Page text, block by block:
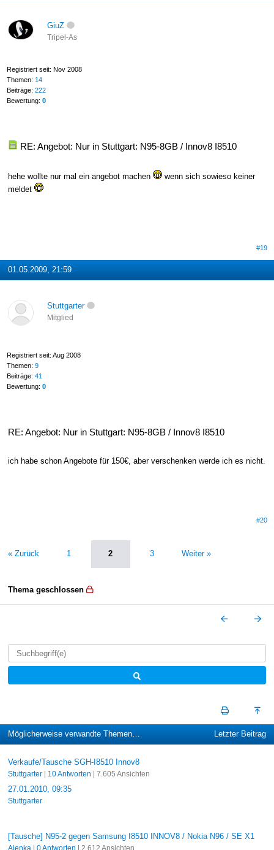
GiuZ
Tripel-As
Registriert seit: Nov 2008
Themen: 14
Beiträge: 222
Bewertung: 0
RE: Angebot: Nur in Stuttgart: N95-8GB / Innov8 I8510
hehe wollte nur mal ein angebot machen
wenn sich sowieso keiner
meldet
#19
01.05.2009, 21:59
Stuttgarter
Mitglied
Registriert seit: Aug 2008
Themen: 9
Beiträge: 41
Bewertung: 0
RE: Angebot: Nur in Stuttgart: N95-8GB / Innov8 I8510
ich habe schon Angebote für 150€, aber verschenken werde ich es nicht.
#20
« Zurück 1 2 3 Weiter »
Thema geschlossen
Möglicherweise verwandte Themen… Letzter Beitrag
Verkaufe/Tausche SGH-I8510 Innov8
Stuttgarter| 10 Antworten | 7.605 Ansichten
27.01.2010, 09:35
Stuttgarter
[Tausche] N95-2 gegen Samsung I8510 INNOV8 / Nokia N96 / SE X1
Aienka 0 Antworten | 2.612 Ansichten